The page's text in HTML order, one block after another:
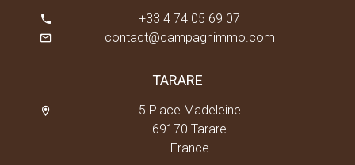
+33 4 74 05 69 07
contact@campagnimmo.com
TARARE
5 Place Madeleine
69170 Tarare
France